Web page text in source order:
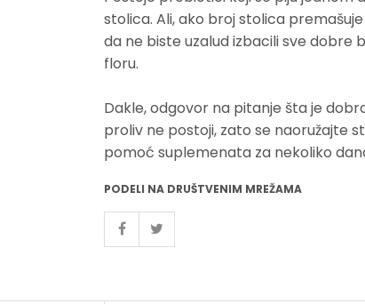
stolica. Ali, ako broj stolica
da ne biste uzalud izbacili sve
floru.
Dakle, odgovor na pitanje šta je
proliv ne postoji, zato se naoružajte
pomoć suplemenata za nekoliko
PODELI NA DRUŠTVENIM MREŽAMA